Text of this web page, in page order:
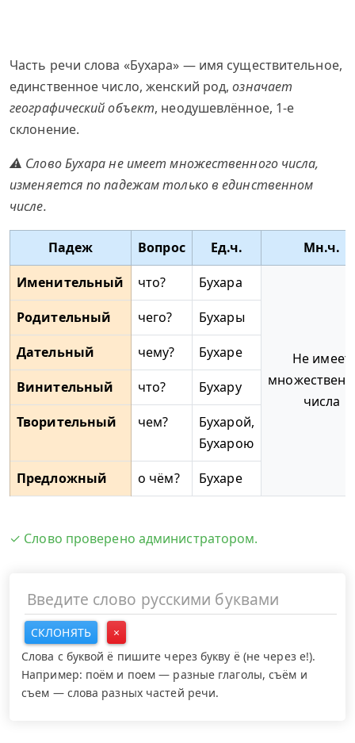
Часть речи слова «Бухара» — имя существительное,
единственное число, женский род,означает
географический объект, неодушевлённое, 1-е
склонение.
⚠ Слово Бухара не имеет множественного числа,
изменяется по падежам только в единственном
числе.
Падеж Вопрос Ед.ч.
Мн.ч.
Именительный
что? Бухара
Не имеет
числа
Родительный чего?
Бухары
Дательный
чему?
Бухаре
Винительный
что?
Бухару
Творительный
чем?
Бухарой,
Бухарою
Предложный
о чём? Бухаре
✓ Слово проверено администратором.
СКЛОНЯТЬ
×
Слова с буквой ё пишите через букву ё (не через е!).
Например: поём и поем — разные глаголы, съём и
съем — слова разных частей речи.